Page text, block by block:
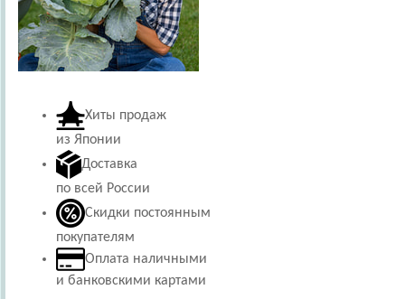
Хиты продаж
из Японии
Доставка
по всей России
Скидки постоянным
покупателям
Оплата наличными
и банковскими картами